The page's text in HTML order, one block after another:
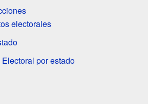
electorales
por estado